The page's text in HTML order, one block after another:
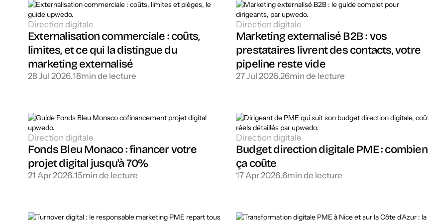
Direction digitale
Externalisation commerciale : coûts,
limites, et ce qui la distingue du
marketing externalisé
28 Jul 2026.18min de lecture
Direction digitale
Marketing externalisé B2B : vos
prestataires livrent des contacts, votre
pipeline reste vide
27 Jul 2026.26min de lecture
Direction digitale
Fonds Bleu Monaco : financer votre
projet digital jusqu'à 70%
21 Apr 2026.15min de lecture
Direction digitale
Budget direction digitale PME : combien
ça coûte
17 Apr 2026.6min de lecture